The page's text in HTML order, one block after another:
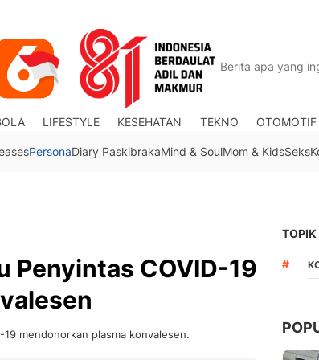
LIFESTYLE KESEHATAN TEKNO OTOMOTIF
PersonaDiary PaskibrakaMind & SoulMom & KidsSeks
Penyintas COVID-19
mendonorkan plasma konvalesen.
TOPIK
#